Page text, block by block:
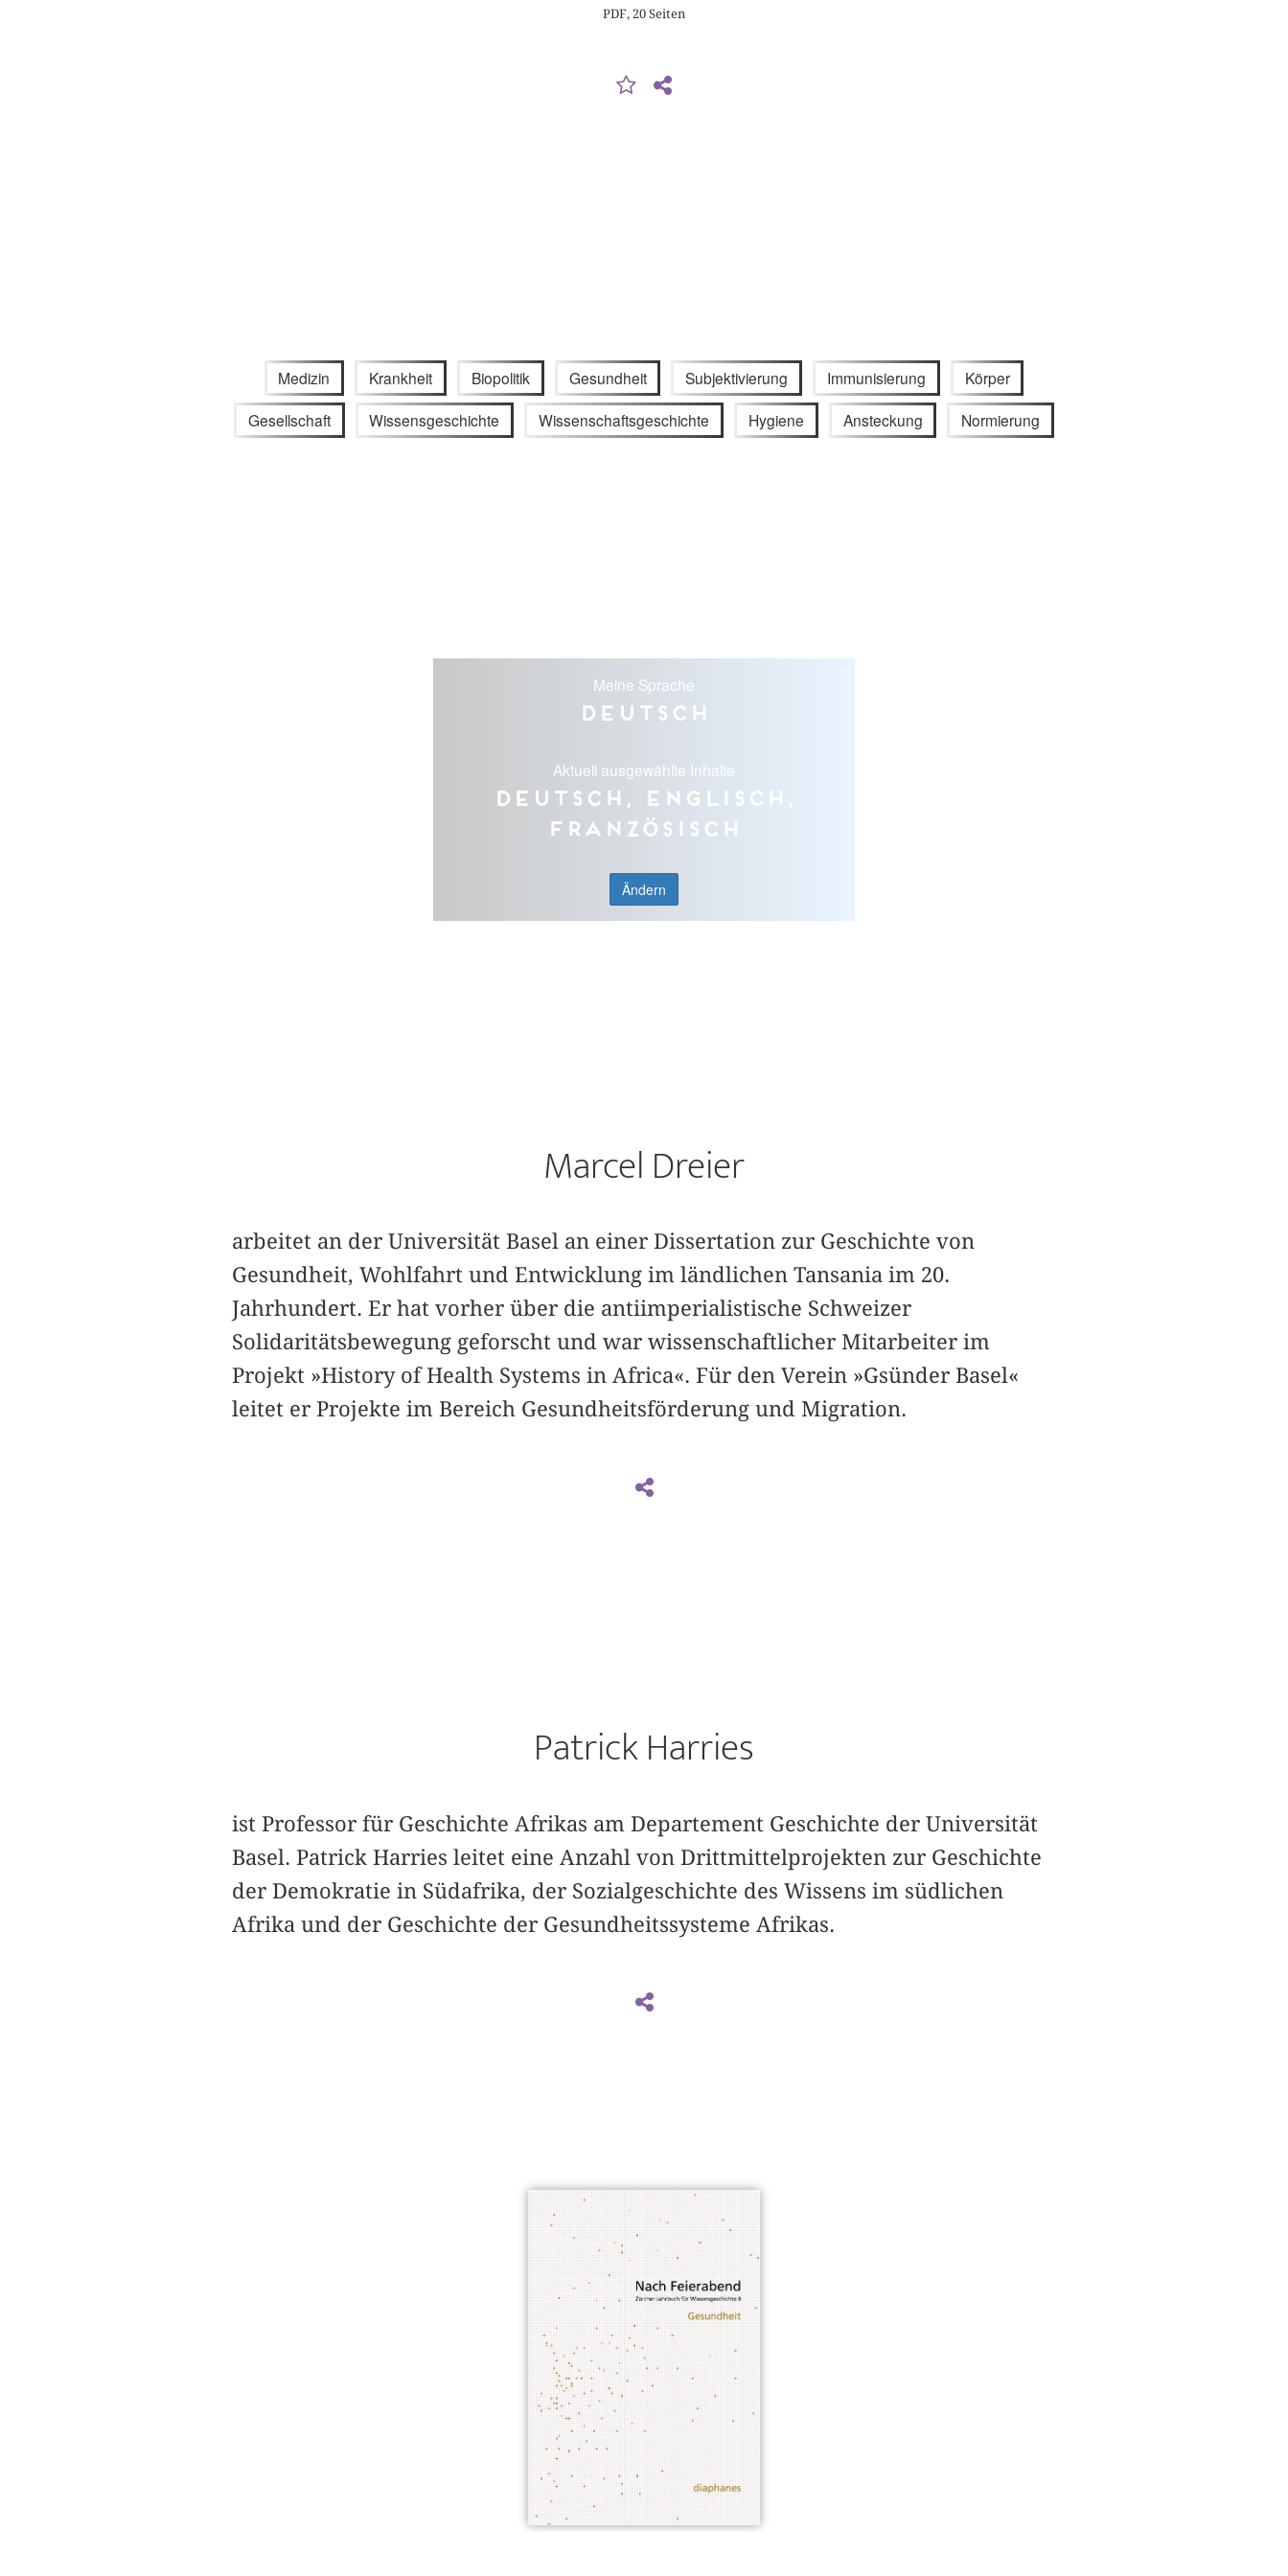
PDF, 20 Seiten
Medizin Krankheit Biopolitik Gesundheit Subjektivierung Immunisierung Körper
Gesellschaft Wissensgeschichte Wissenschaftsgeschichte Hygiene Ansteckung Normierung
Meine Sprache
Deutsch
Aktuell ausgewählte Inhalte
Deutsch, Englisch,
Französisch
Ändern
Marcel Dreier
arbeitet an der Universität Basel an einer Dissertation zur Geschichte von
Gesundheit, Wohlfahrt und Entwicklung im ländlichen Tansania im 20.
Jahrhundert. Er hat vorher über die antiimperialistische Schweizer
Solidaritätsbewegung geforscht und war wissenschaftlicher Mitarbeiter im
Projekt »History of Health Systems in Africa«. Für den Verein »Gsünder Basel«
leitet er Projekte im Bereich Gesundheitsförderung und Migration.
Patrick Harries
ist Professor für Geschichte Afrikas am Departement Geschichte der Universität
Basel. Patrick Harries leitet eine Anzahl von Drittmittelprojekten zur Geschichte
der Demokratie in Südafrika, der Sozialgeschichte des Wissens im südlichen
Afrika und der Geschichte der Gesundheitssysteme Afrikas.